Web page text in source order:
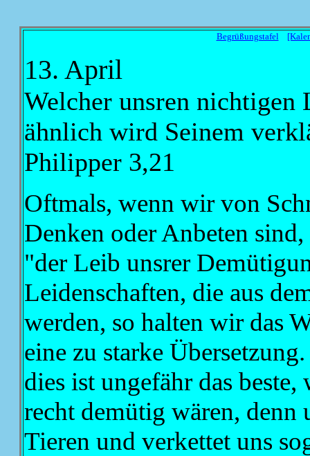
Begrüßungstafel
13. April
Welcher unsren
ähnlich wird Seinem
Philipper 3,21
Oftmals, wenn wir von
Denken oder Anbeten
"der Leib unsrer
Leidenschaften, die aus
werden, so halten wir das
eine zu starke
dies ist ungefähr das
recht demütig wären,
Tieren und verkettet uns